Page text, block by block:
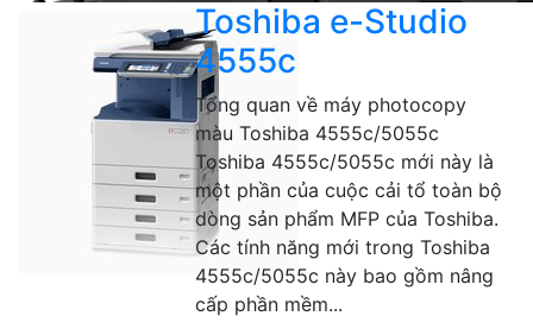
Toshiba e-Studio
4555c
Tổng quan về máy photocopy
màu Toshiba 4555c/5055c
Toshiba 4555c/5055c mới này là
một phần của cuộc cải tổ toàn bộ
dòng sản phẩm MFP của Toshiba.
Các tính năng mới trong Toshiba
4555c/5055c này bao gồm nâng
cấp phần mềm...